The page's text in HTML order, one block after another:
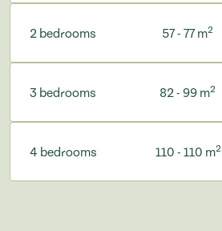
2 bedrooms 57 - 77 m2
3 bedrooms 82 - 99 m2
4 bedrooms 110 - 110 m2